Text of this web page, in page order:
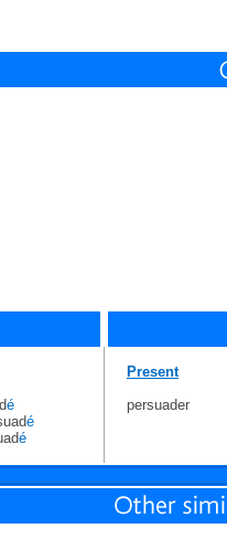
é
é
é
Present
persuader